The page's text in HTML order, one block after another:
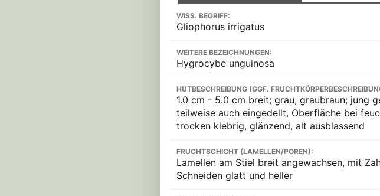
WISS. BEGRIFF:
Gliophorus irrigatus
WEITERE BEZEICHNUNGEN:
Hygrocybe unguinosa
HUTBESCHREIBUNG (GGF.
1.0 cm - 5.0 cm breit; grau, graubraun; jung
teilweise auch eingedellt, Oberfläche bei
trocken klebrig, glänzend, alt ausblassend
FRUCHTSCHICHT (LAMELLEN/POREN):
Lamellen am Stiel breit angewachsen, mit
Schneiden glatt und heller